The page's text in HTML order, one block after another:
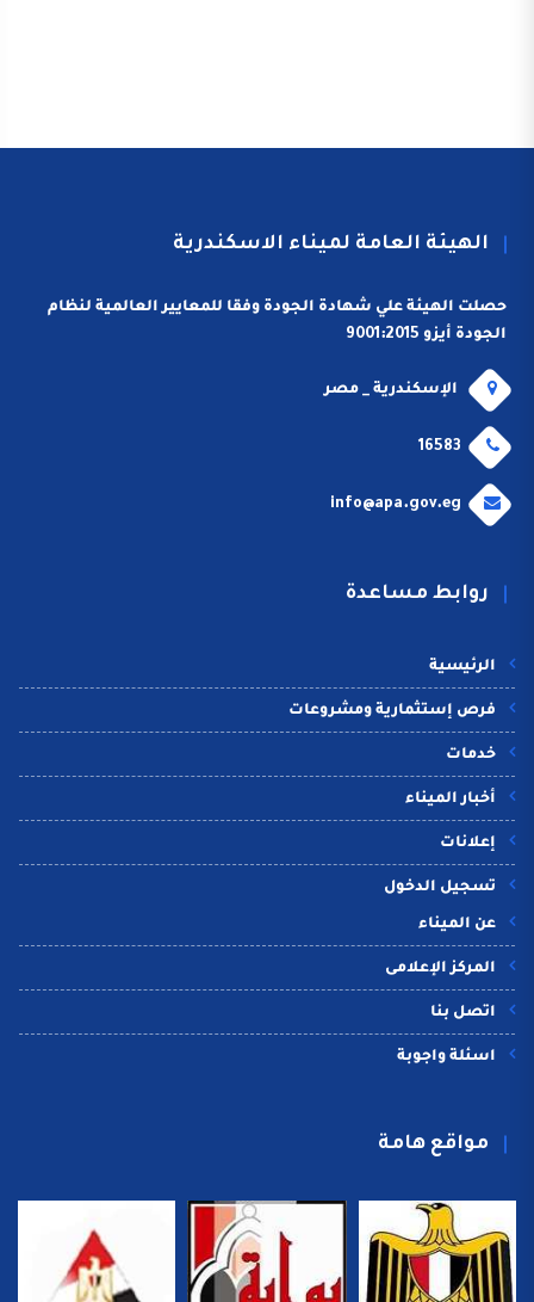
الهيئة العامة لميناء الاسكندرية
حصلت الهيئة علي شهادة الجودة وفقا للمعايير العالمية لنظام
الجودة أيزو 9001:2015
الإسكندرية _ مصر
16583
info@apa.gov.eg
روابط مساعدة
الرئيسية
فرص إستثمارية ومشروعات
خدمات
أخبار الميناء
إعلانات
تسجيل الدخول
عن الميناء
المركز الإعلامى
اتصل بنا
اسئلة واجوبة
مواقع هامة